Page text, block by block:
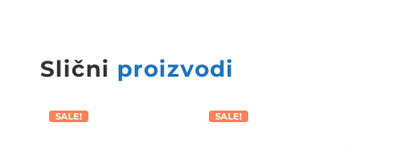
Slični proizvodi
SALE! SALE!